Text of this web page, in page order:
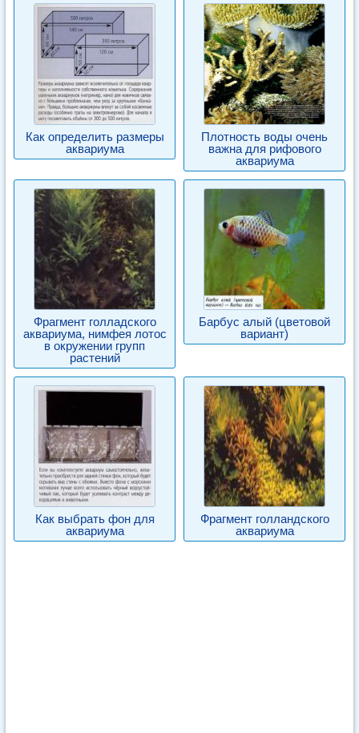
Как определить размеры
аквариума
Плотность воды очень
важна для рифового
аквариума
Фрагмент голладского
аквариума, нимфея лотос
в окружении групп
растений
Барбус алый (цветовой
вариант)
Как выбрать фон для
аквариума
Фрагмент голландского
аквариума